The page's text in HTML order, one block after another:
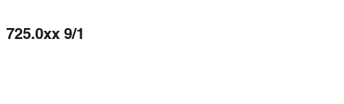
725.0xx 9/1